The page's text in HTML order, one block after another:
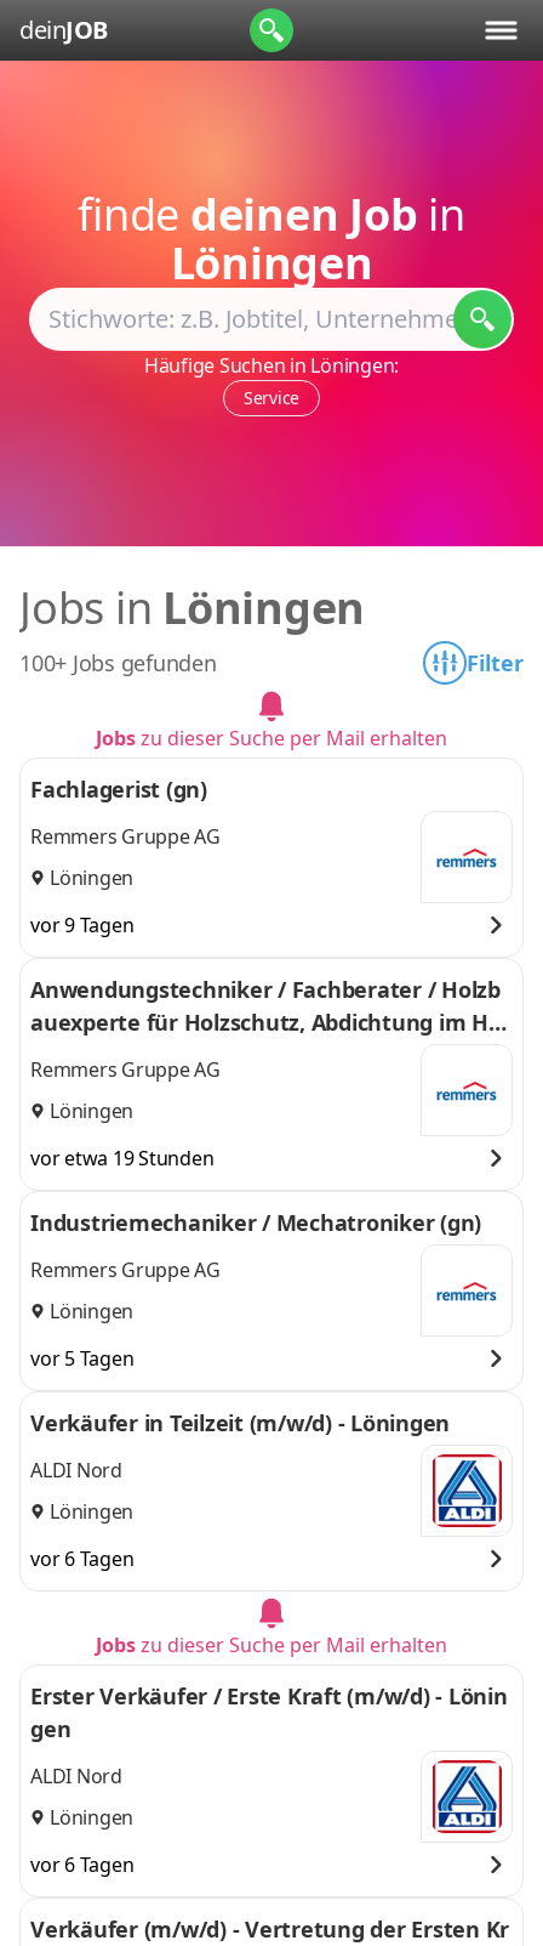
deinJOB
finde deinen Job in
Löningen
Häufige Suchen in Löningen:
Service
Jobs in Löningen
100+ Jobs gefunden Filter
Jobszu dieser Suche per Mail erhalten
Fachlagerist (gn)
Remmers Gruppe AG
Löningen
vor 9 Tagen
Anwendungstechniker / Fachberater / Holzb
auexperte für Holzschutz, Abdichtung im Hol
zbau und Veredelung von Holzoberflächen (g
Remmers Gruppe AG
Löningen
vor etwa 19 Stunden
Industriemechaniker / Mechatroniker (gn)
Remmers Gruppe AG
Löningen
vor 5 Tagen
Verkäufer in Teilzeit (m/w/d) - Löningen
ALDI Nord
Löningen
vor 6 Tagen
Jobszu dieser Suche per Mail erhalten
Erster Verkäufer / Erste Kraft (m/w/d) - Lönin
gen
ALDI Nord
Löningen
vor 6 Tagen
Verkäufer (m/w/d) - Vertretung der Ersten Kr